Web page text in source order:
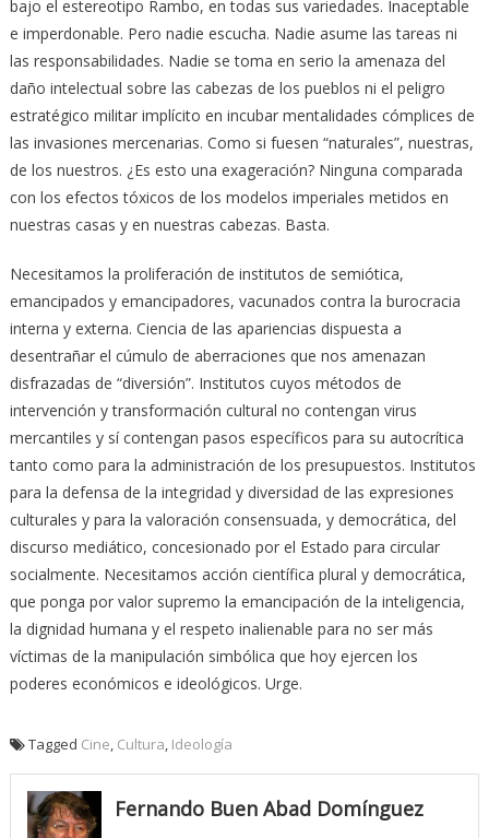
bajo el estereotipo Rambo, en todas sus variedades. Inaceptable
e imperdonable. Pero nadie escucha. Nadie asume las tareas ni
las responsabilidades. Nadie se toma en serio la amenaza del
daño intelectual sobre las cabezas de los pueblos ni el peligro
estratégico militar implícito en incubar mentalidades cómplices de
las invasiones mercenarias. Como si fuesen “naturales”, nuestras,
de los nuestros. ¿Es esto una exageración? Ninguna comparada
con los efectos tóxicos de los modelos imperiales metidos en
nuestras casas y en nuestras cabezas. Basta.
Necesitamos la proliferación de institutos de semiótica,
emancipados y emancipadores, vacunados contra la burocracia
interna y externa. Ciencia de las apariencias dispuesta a
desentrañar el cúmulo de aberraciones que nos amenazan
disfrazadas de “diversión”. Institutos cuyos métodos de
intervención y transformación cultural no contengan virus
mercantiles y sí contengan pasos específicos para su autocrítica
tanto como para la administración de los presupuestos. Institutos
para la defensa de la integridad y diversidad de las expresiones
culturales y para la valoración consensuada, y democrática, del
discurso mediático, concesionado por el Estado para circular
socialmente. Necesitamos acción científica plural y democrática,
que ponga por valor supremo la emancipación de la inteligencia,
la dignidad humana y el respeto inalienable para no ser más
víctimas de la manipulación simbólica que hoy ejercen los
poderes económicos e ideológicos. Urge.
Tagged Cine Cultura Ideología
Fernando Buen Abad Domínguez